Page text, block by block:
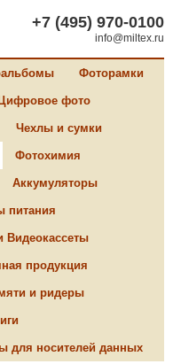
+7 (495) 970-0100
info@miltex.ru
Фоторамки
Цифровое фото
Чехлы и сумки
Фотохимия
Аккумуляторы
питания
Видеокассеты
продукция
и ридеры
для носителей данных